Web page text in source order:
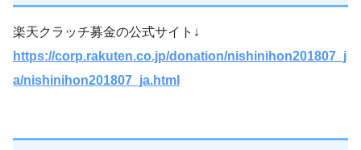
楽天クラッチ募金の公式サイト↓
https://corp.rakuten.co.jp/donation/nishinihon201807_j
a/nishinihon201807_ja.html